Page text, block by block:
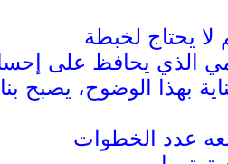
الذي يحافظ على